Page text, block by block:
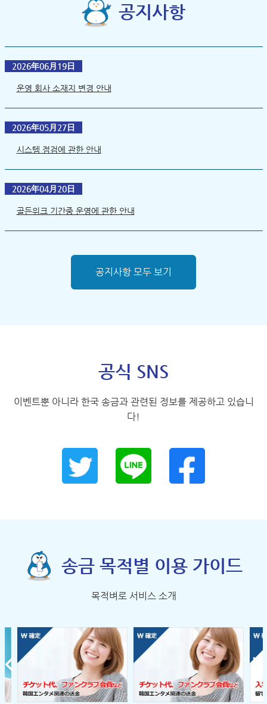
공지사항
2026年06月19日
운영 회사 소재지 변경 안내
2026年05月27日
시스템 점검에 관한 안내
2026年04月20日
골든위크 기간중 운영에 관한 안내
공지사항 모두 보기
공식 SNS
이벤트뿐 아니라 한국 송금과 관련된 정보를 제공하고 있습니
다!
송금 목적별 이용 가이드
목적벼로 서비스 소개